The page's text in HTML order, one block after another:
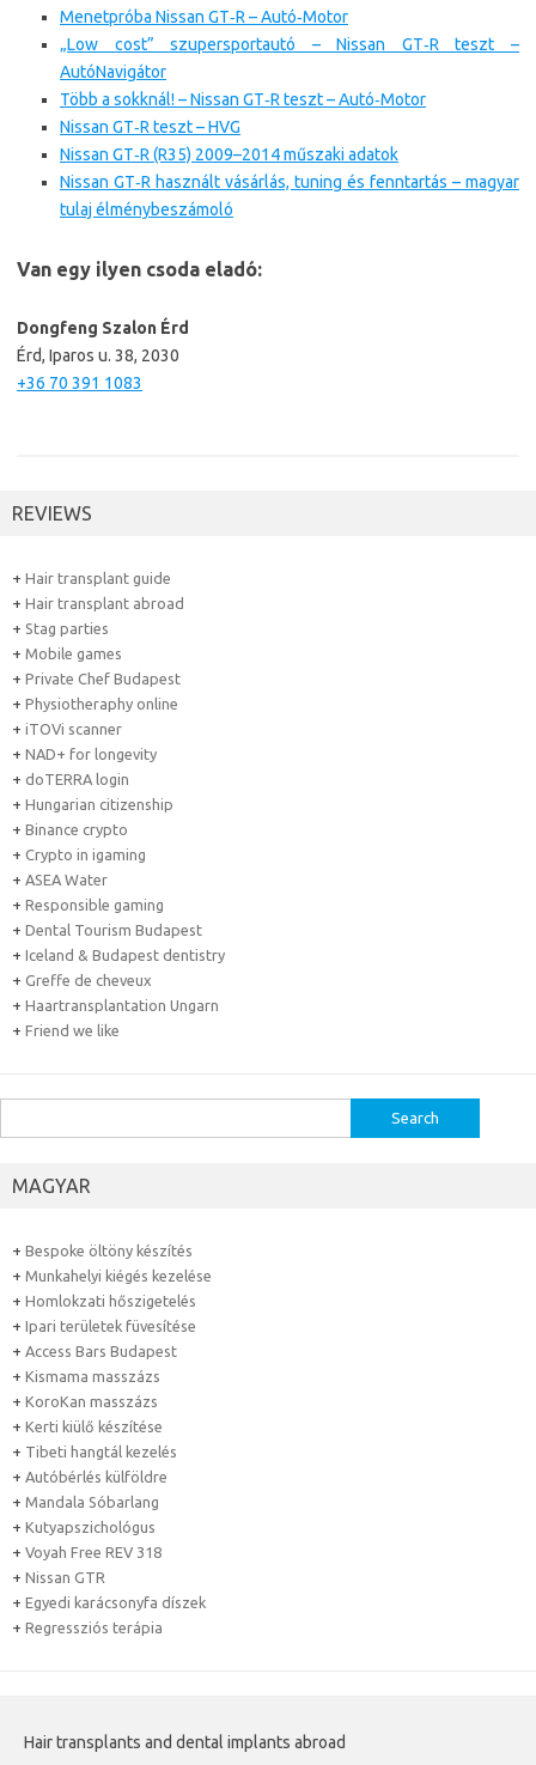
Menetpróba Nissan GT‑R – Autó‑Motor
„Low cost” szupersportautó – Nissan GT‑R teszt –
AutóNavigátor
Több a sokknál! – Nissan GT‑R teszt – Autó‑Motor
Nissan GT‑R teszt – HVG
Nissan GT‑R (R35) 2009–2014 műszaki adatok
Nissan GT‑R használt vásárlás, tuning és fenntartás – magyar
tulaj élménybeszámoló
Van egy ilyen csoda eladó:
Dongfeng Szalon Érd
Érd, Iparos u. 38, 2030
+36 70 391 1083
REVIEWS
+ Hair transplant guide
+ Hair transplant abroad
+ Stag parties
+ Mobile games
+ Private Chef Budapest
+ Physiotheraphy online
+ iTOVi scanner
+ NAD+ for longevity
+ doTERRA login
+ Hungarian citizenship
+ Binance crypto
+ Crypto in igaming
+ ASEA Water
+ Responsible gaming
+ Dental Tourism Budapest
+ Iceland & Budapest dentistry
+ Greffe de cheveux
+ Haartransplantation Ungarn
+ Friend we like
for:
MAGYAR
+ Bespoke öltöny készítés
+ Munkahelyi kiégés kezelése
+ Homlokzati hőszigetelés
+ Ipari területek füvesítése
+ Access Bars Budapest
+ Kismama masszázs
+ KoroKan masszázs
+ Kerti kiülő készítése
+ Tibeti hangtál kezelés
+ Autóbérlés külföldre
+ Mandala Sóbarlang
+ Kutyapszichológus
+ Voyah Free REV 318
+ Nissan GTR
+ Egyedi karácsonyfa díszek
+ Regressziós terápia
Hair transplants and dental implants abroad